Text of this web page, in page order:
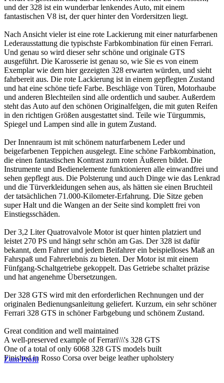
und der 328 ist ein wunderbar lenkendes Auto, mit einem
fantastischen V8 ist, der quer hinter den Vordersitzen liegt.
Nach Ansicht vieler ist eine rote Lackierung mit einer naturfarbenen
Lederausstattung die typischste Farbkombination für einen Ferrari.
Und genau so wird dieser sehr schöne und originale GTS
ausgeführt. Die Karosserie ist genau so, wie Sie es von einem
Exemplar wie dem hier gezeigten 328 erwarten würden, und sieht
fahrbereit aus. Die rote Lackierung ist in einem gepflegten Zustand
und hat eine schöne tiefe Farbe. Beschläge von Türen, Motorhaube
und anderen Blechteilen sind alle ordentlich und sauber. Außerdem
steht das Auto auf den schönen Originalfelgen, die mit guten Reifen
in den richtigen Größen ausgestattet sind. Teile wie Türgummis,
Spiegel und Lampen sind alle in gutem Zustand.
Der Innenraum ist mit schönem naturfarbenem Leder und
beigefarbenen Teppichen ausgelegt. Eine schöne Farbkombination,
die einen fantastischen Kontrast zum roten Äußeren bildet. Die
Instrumente und Bedienelemente funktionieren alle einwandfrei und
sehen gepflegt aus. Die Polsterung und auch Dinge wie das Lenkrad
und die Türverkleidungen sehen aus, als hätten sie einen Bruchteil
der tatsächlichen 71.000-Kilometer-Erfahrung. Die Sitze geben
super Halt und die Wangen an der Seite sind komplett frei von
Einstiegsschäden.
Der 3,2 Liter Quatrovalvole Motor ist quer hinten platziert und
leistet 270 PS und hängt sehr schön am Gas. Der 328 ist dafür
bekannt, dem Fahrer und jedem Beifahrer ein beispielloses Maß an
Fahrspaß und Fahrerlebnis zu bieten. Der Motor ist mit einem
Fünfgang-Schaltgetriebe gekoppelt. Das Getriebe schaltet präzise
und hat angenehme Übersetzungen.
Der 328 GTS wird mit den erforderlichen Rechnungen und der
originalen Bedienungsanleitung geliefert. Kurzum, ein sehr schöner
Ferrari 328 GTS in schöner Farbgebung und schönem Zustand.
Great condition and well maintained
A well-preserved example of Ferrari\\\'s 328 GTS
One of a total of only 6068 328 GTS models built
Finished in Rosso Corsa over beige leather upholstery
Zum Profil